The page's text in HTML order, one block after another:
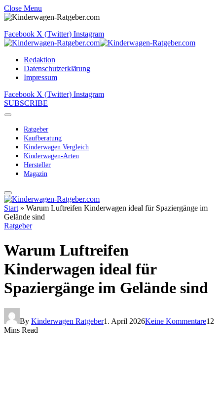
Close Menu
Facebook X (Twitter) Instagram
Redaktion
Datenschutzerklärung
Impressum
Facebook X (Twitter) Instagram
SUBSCRIBE
Ratgeber
Kaufberatung
Kinderwagen Vergleich
Kinderwagen-Arten
Hersteller
Magazin
Start » Warum Luftreifen Kinderwagen ideal für Spaziergänge im
Gelände sind
Ratgeber
Warum Luftreifen
Kinderwagen ideal für
Spaziergänge im Gelände sind
By Kinderwagen Ratgeber1. April 2026Keine Kommentare12
Mins Read